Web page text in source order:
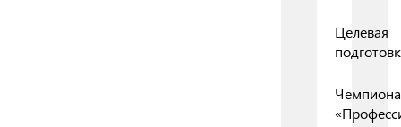
Целевая